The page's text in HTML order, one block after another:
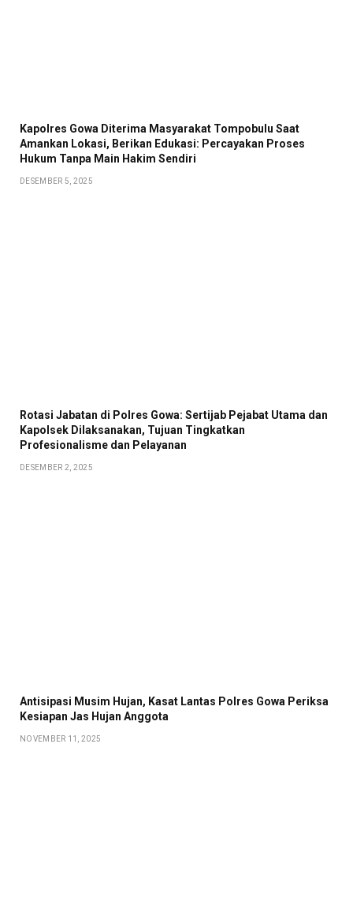
Kapolres Gowa Diterima Masyarakat Tompobulu Saat
Amankan Lokasi, Berikan Edukasi: Percayakan Proses
Hukum Tanpa Main Hakim Sendiri
DESEMBER 5, 2025
Rotasi Jabatan di Polres Gowa: Sertijab Pejabat Utama dan
Kapolsek Dilaksanakan, Tujuan Tingkatkan
Profesionalisme dan Pelayanan
DESEMBER 2, 2025
Antisipasi Musim Hujan, Kasat Lantas Polres Gowa Periksa
Kesiapan Jas Hujan Anggota
NOVEMBER 11, 2025